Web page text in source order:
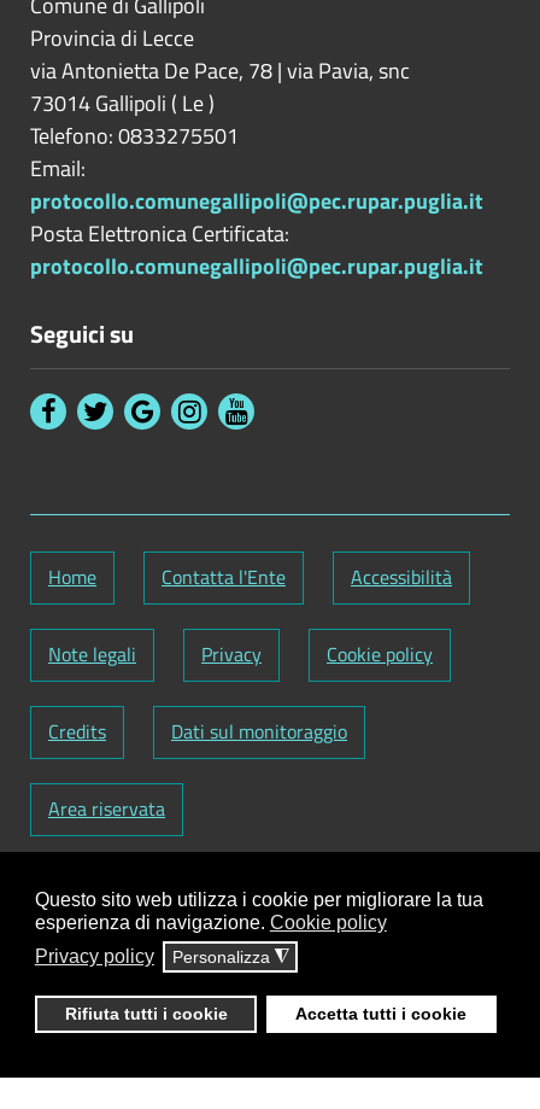
Questo sito web utilizza i cookie per migliorare la tua
esperienza di navigazione. Cookie policy
Privacy policy
Personalizza ◮
Rifiuta tutti i cookie Accetta tutti i cookie
Provincia di Lecce
via Antonietta De Pace, 78 | via Pavia, snc
73014Gallipoli ( Le)
Telefono: 0833275501
Email:
protocollo.comunegallipoli@pec.rupar.puglia.it
Posta Elettronica Certificata:
protocollo.comunegallipoli@pec.rupar.puglia.it
Seguici su
Home Contatta l'Ente Accessibilità
Note legali Privacy Cookie policy
Credits Dati sul monitoraggio
Area riservata
Codice Fiscale: 82000090751-Partita IVA:
01129720759-Codice Fatturazione elettronica:
UFY1HC
contenuti:Antonio Scrimitore
ClioCom© copyright 2018 - 2026 - Clio S.r.l. Lecce -